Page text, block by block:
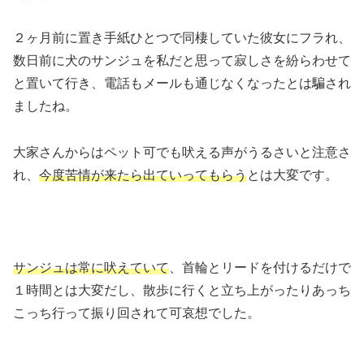
２ヶ月前に置き手紙ひとつで同棲していた彼女にフラれ、
数日前に犬のサンジュを私だと思って寂しさを紛らわせて
と置いて行き、電話もメールも通じなくなったとは騙され
ましたね。
大家さんからはペット可でも吠える声がうるさいと注意さ
れ、 今度苦情が来たら出ていってもらうとは大変です。
サンジュは常に吠えていて 、首輪とリードを付けるだけで
１時間とは大変だし、散歩に行くと立ち上がったりあっち
こっち行って振り回されて可哀想でした。